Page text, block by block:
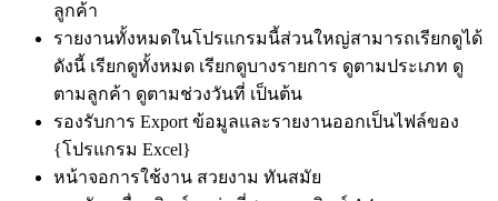
ลูกค้า
รายงานทั้งหมดในโปรแกรมนี้ส่วนใหญ่สามารถเรียกดูได้
ดังนี้ เรียกดูทั้งหมด เรียกดูบางรายการ ดูตามประเภท ดู
ตามลูกค้า ดูตามช่วงวันที่ เป็นต้น
รองรับการ Export ข้อมูลและรายงานออกเป็นไฟล์ของ
{โปรแกรม Excel}
หน้าจอการใช้งาน สวยงาม ทันสมัย